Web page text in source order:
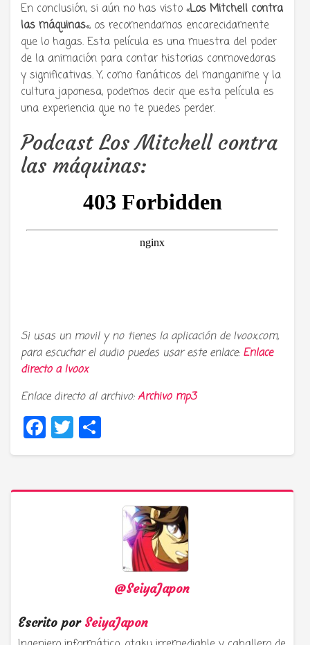
En conclusión, si aún no has visto «Los Mitchell contra
las máquinas«, os recomendamos encarecidamente
que lo hagas. Esta película es una muestra del poder
de la animación para contar historias conmovedoras
y significativas. Y, como fanáticos del manganime y la
cultura japonesa, podemos decir que esta película es
una experiencia que no te puedes perder.
Podcast Los Mitchell contra
las máquinas:
Si usas un movil y no tienes la aplicación de Ivoox.com,
para escuchar el audio puedes usar este enlace: Enlace
directo aIvoox
Enlace directo al archivo:Archivo mp3
Facebook
Twitter
@SeiyaJapon
Escrito por SeiyaJapon